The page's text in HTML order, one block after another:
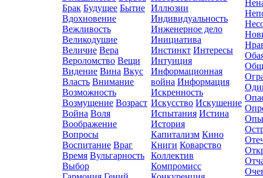
Брак Будущее Бытие
Вдохновение
Вежливость
Великодушие
Величие Вера
Вероломство Вещи
Видение Вина Вкус
Власть Внимание
Возможность
Возмущение Возраст
Война Воля
Воображение
Вопросы
Воспитание Враг
Время Вульгарность
Выбор
Иллюзии
Индивидуальность
Инженерное дело
Инициатива
Инстинкт Интересы
Интуиция
Информационная
война Информация
Искренность
Искусство Искушение
Испытания Истина
История
Капитализм Кино
Книги Коварство
Коллектив
Компромисc